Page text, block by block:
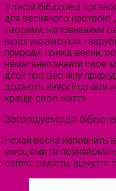
У твоїй бібліотеці
для весняного
творами, наповненими
вірші українських і
природи, прихід весни,
намагання знайти своє
дітей про весняну
додають енергії почати
краще своє життя.
Запрошуємо до
Нехай весна наповнить
емоціями та
світло, радість,